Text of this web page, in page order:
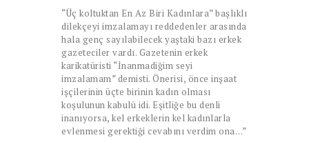
“Üç koltuktan En Az Biri Kadınlara” başlıklı
dilekçeyi imzalamayı reddedenler arasında
hala genç sayılabilecek yaştaki bazı erkek
gazeteciler vardı. Gazetenin erkek
karikatüristi “İnanmadiğim seyi
imzalamam” demisti. Önerisi, önce inşaat
işçilerinin üçte birinin kadın olması
koşulunun kabulü idi. Eşitliğe bu denli
inanıyorsa, kel erkeklerin kel kadınlarla
evlenmesi gerektiği cevabını verdim ona…”